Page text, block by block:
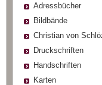
Adressbücher
Bildbände
Christian von
Druckschriften
Handschriften
Karten